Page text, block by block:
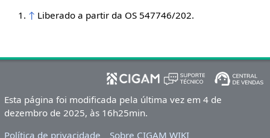
↑ Liberado a partir da OS 547746/202.
Esta página foi modificada pela última vez em 4 de
dezembro de 2025, às 16h25min.
Política de privacidade
Sobre CIGAM WIKI